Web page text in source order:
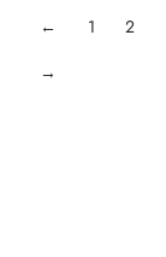
← 1 2
→